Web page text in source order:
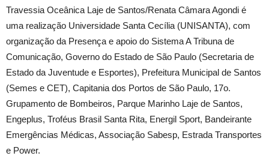
Travessia Oceânica Laje de Santos/Renata Câmara Agondi é
uma realização Universidade Santa Cecília (UNISANTA), com
organização da Presença e apoio do Sistema A Tribuna de
Comunicação, Governo do Estado de São Paulo (Secretaria de
Estado da Juventude e Esportes), Prefeitura Municipal de Santos
(Semes e CET), Capitania dos Portos de São Paulo, 17o.
Grupamento de Bombeiros, Parque Marinho Laje de Santos,
Engeplus, Troféus Brasil Santa Rita, Energil Sport, Bandeirante
Emergências Médicas, Associação Sabesp, Estrada Transportes
e Power.